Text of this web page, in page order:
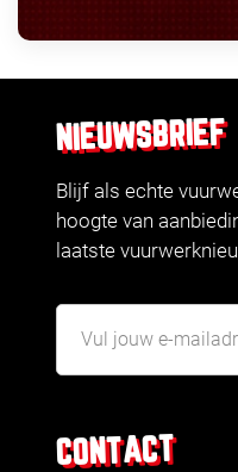
CONTACT
NIEUWSBRIEF
Blijf als echte
hoogte van
laatste